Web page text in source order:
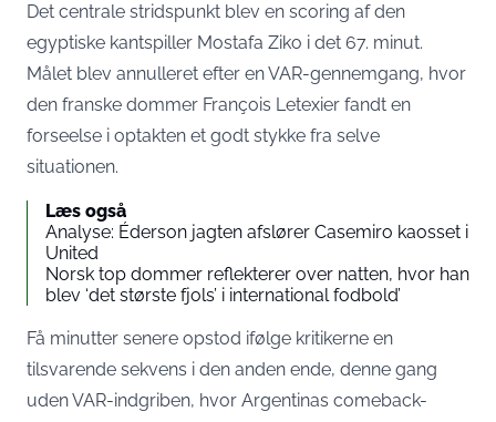
Det centrale stridspunkt blev en scoring af den
egyptiske kantspiller Mostafa Ziko i det 67. minut.
Målet blev annulleret efter en VAR-gennemgang, hvor
den franske dommer François Letexier fandt en
forseelse i optakten et godt stykke fra selve
situationen.
Læs også
Analyse: Éderson jagten afslører Casemiro kaosset i
United
Norsk top dommer reflekterer over natten, hvor han
blev ‘det største fjols’ i international fodbold’
Få minutter senere opstod ifølge kritikerne en
tilsvarende sekvens i den anden ende, denne gang
uden VAR-indgriben, hvor Argentinas comeback-